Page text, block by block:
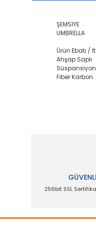
ŞEMSİYE
UMBRELLA
Ürün Ebatı /
Ahşap Saplı
Fiber Karbon
Ürün
Bu
256bit SSL